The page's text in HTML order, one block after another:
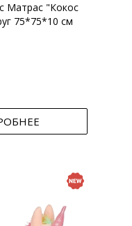
Матрас "Кокос
75*75*10 см